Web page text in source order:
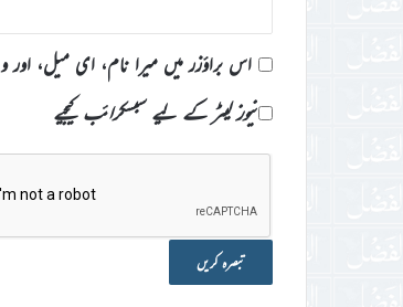
اس براؤزر میں میرا نام، ای میل،
نیوز لیٹر کے لیے سبسکرائب کیجیے